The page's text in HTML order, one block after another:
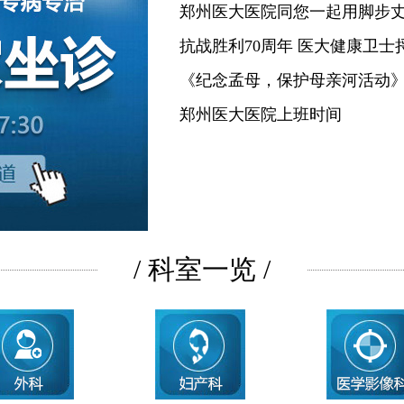
郑州医大医院同您一起用脚步
抗战胜利70周年 医大健康卫士
《纪念孟母，保护母亲河活动
郑州医大医院上班时间
/ 科室一览 /